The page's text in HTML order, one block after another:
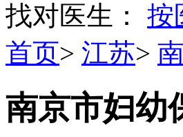
找对医生：
按
首页> 江苏>
南京市妇幼